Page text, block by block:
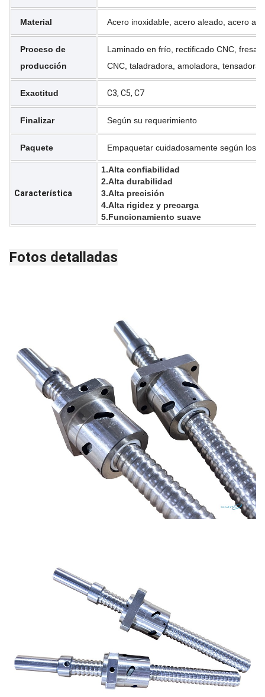
Material Acero inoxidable, acero aleado, acero al
Proceso de
producción
Laminado en frío, rectificado CNC,
CNC, taladradora, amoladora, tensadora.
Exactitud C3, C5, C7
Finalizar Según su requerimiento
Paquete Empaquetar cuidadosamente según los
Característica
1.Alta confiabilidad
2.Alta durabilidad
3.Alta precisión
4.Alta rigidez y precarga
5.Funcionamiento suave
Fotos detalladas